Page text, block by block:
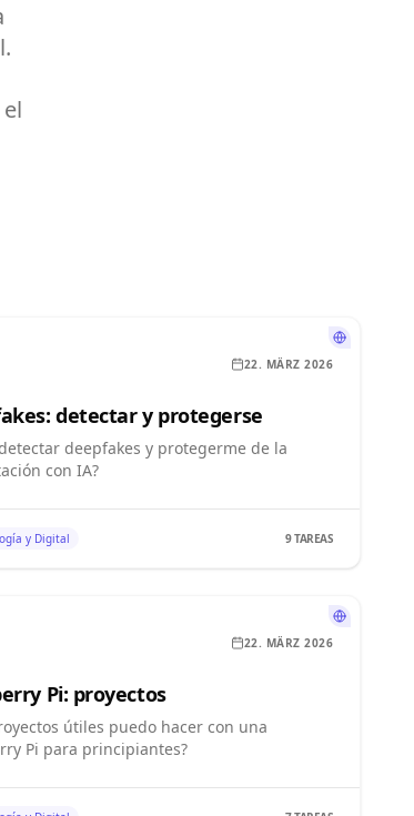
22. MÄRZ 2026
detectar y protegerse
deepfakes y protegerme de la
con IA?
y Digital 9TAREAS
22. MÄRZ 2026
Pi: proyectos
útiles puedo hacer con una
Pi para principiantes?